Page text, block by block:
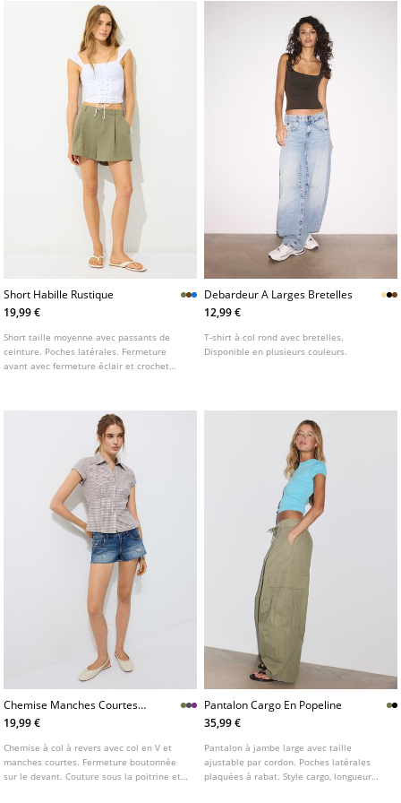
Short Habille Rustique
19,99 €
Short taille moyenne avec passants de
ceinture. Poches latérales. Fermeture
avant avec fermeture éclair et crochet
Debardeur A Larges Bretelles
12,99 €
T-shirt à col rond avec bretelles.
Disponible en plusieurs couleurs.
Chemise Manches Courtes
Coupe Sous La Poitrine
19,99 €
Chemise à col à revers avec col en V et
manches courtes. Fermeture boutonnée
sur le devant. Couture sous la poitrine et
Pantalon Cargo En Popeline
35,99 €
Pantalon à jambe large avec taille
ajustable par cordon. Poches latérales
plaquées à rabat. Style cargo, longueur